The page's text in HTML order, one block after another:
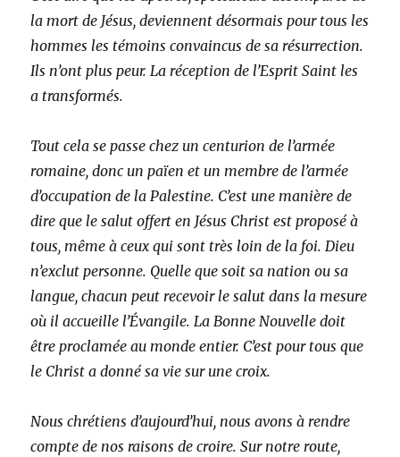
la mort de Jésus, deviennent désormais pour tous les
hommes les témoins convaincus de sa résurrection.
Ils n’ont plus peur. La réception de l’Esprit Saint les
a transformés.
Tout cela se passe chez un centurion de l’armée
romaine, donc un païen et un membre de l’armée
d’occupation de la Palestine. C’est une manière de
dire que le salut offert en Jésus Christ est proposé à
tous, même à ceux qui sont très loin de la foi. Dieu
n’exclut personne. Quelle que soit sa nation ou sa
langue, chacun peut recevoir le salut dans la mesure
où il accueille l’Évangile. La Bonne Nouvelle doit
être proclamée au monde entier. C’est pour tous que
le Christ a donné sa vie sur une croix.
Nous chrétiens d’aujourd’hui, nous avons à rendre
compte de nos raisons de croire. Sur notre route,